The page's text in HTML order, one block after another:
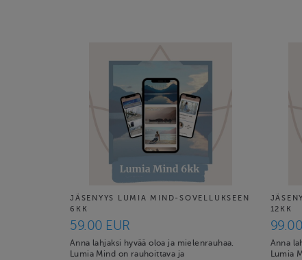
JÄSENYYS LUMIA MIND-SOVELLUKSEEN
6KK
59.00 EUR
Anna lahjaksi hyvää oloa ja mielenrauhaa.
Lumia Mind on rauhoittava ja
12KK
Anna
Lumia